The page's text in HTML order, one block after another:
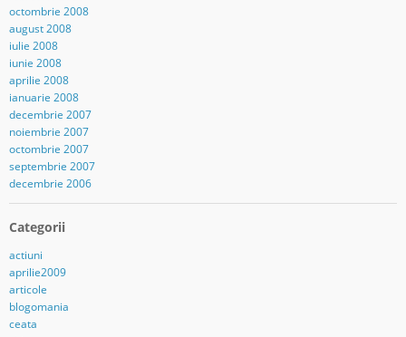
octombrie 2008
august 2008
iulie 2008
iunie 2008
aprilie 2008
ianuarie 2008
decembrie 2007
noiembrie 2007
octombrie 2007
septembrie 2007
decembrie 2006
Categorii
actiuni
aprilie2009
articole
blogomania
ceata